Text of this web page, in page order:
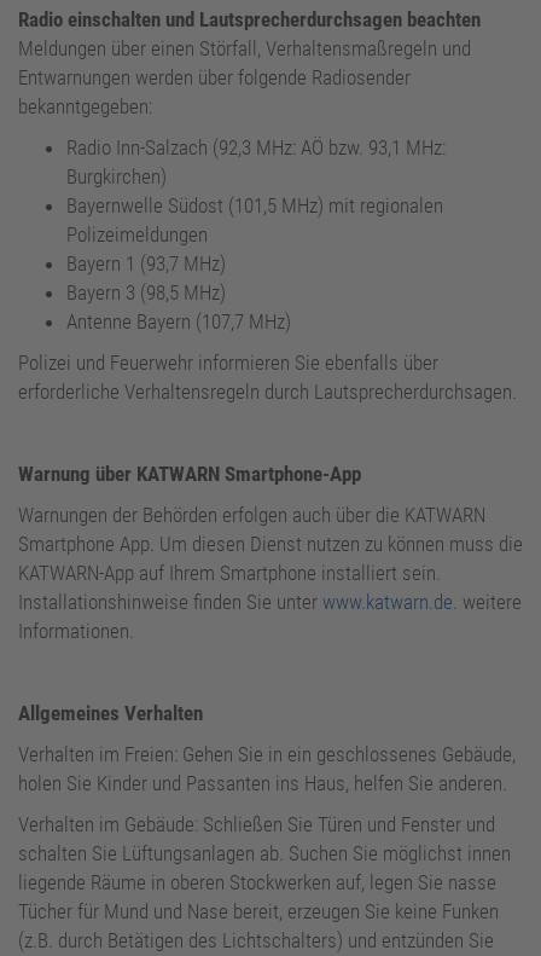
Radio einschalten und Lautsprecherdurchsagen beachten
Meldungen über einen Störfall, Verhaltensmaßregeln und
Entwarnungen werden über folgende Radiosender
bekanntgegeben:
Radio Inn-Salzach (92,3 MHz: AÖ bzw. 93,1 MHz:
Burgkirchen)
Bayernwelle Südost (101,5 MHz) mit regionalen
Polizeimeldungen
Bayern 1 (93,7 MHz)
Bayern 3 (98,5 MHz)
Antenne Bayern (107,7 MHz)
Polizei und Feuerwehr informieren Sie ebenfalls über
erforderliche Verhaltensregeln durch Lautsprecherdurchsagen.
Warnung über KATWARN Smartphone-App
Warnungen der Behörden erfolgen auch über die KATWARN
Smartphone App. Um diesen Dienst nutzen zu können muss die
KATWARN-App auf Ihrem Smartphone installiert sein.
Installationshinweise finden Sie unter www.katwarn.de. weitere
Informationen.
Allgemeines Verhalten
Verhalten im Freien: Gehen Sie in ein geschlossenes Gebäude,
holen Sie Kinder und Passanten ins Haus, helfen Sie anderen.
Verhalten im Gebäude: Schließen Sie Türen und Fenster und
schalten Sie Lüftungsanlagen ab. Suchen Sie möglichst innen
liegende Räume in oberen Stockwerken auf, legen Sie nasse
Tücher für Mund und Nase bereit, erzeugen Sie keine Funken
(z.B. durch Betätigen des Lichtschalters) und entzünden Sie